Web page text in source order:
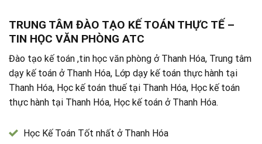
TRUNG TÂM ĐÀO TẠO KẾ TOÁN THỰC TẾ –
TIN HỌC VĂN PHÒNG ATC
Đào tạo kế toán ,tin học văn phòng ở Thanh Hóa, Trung tâm
dạy kế toán ở Thanh Hóa, Lớp dạy kế toán thực hành tại
Thanh Hóa, Học kế toán thuế tại Thanh Hóa, Học kế toán
thực hành tại Thanh Hóa, Học kế toán ở Thanh Hóa.
Học Kế Toán Tốt nhất ở Thanh Hóa